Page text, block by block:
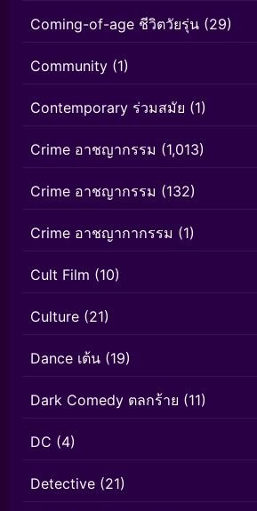
Coming-of-age ชีวิตวัยรุ่น (29)
Community (1)
Contemporary ร่วมสมัย (1)
Crime อาชญากรรม (1,013)
Crime อาชญากรรม (132)
Crime อาชญากากรรม (1)
Cult Film (10)
Culture (21)
Dance เต้น (19)
Dark Comedy ตลกร้าย (11)
DC (4)
Detective (21)